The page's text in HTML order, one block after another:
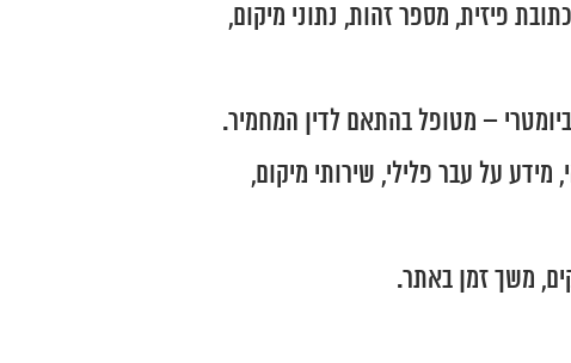
פיזית, מספר זהות, נתוני מיקום,
– מטופל בהתאם לדין המחמיר.
מידע על עבר פלילי, שירותי מיקום,